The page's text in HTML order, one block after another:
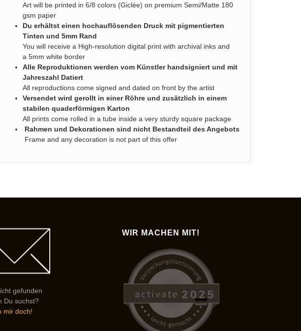
Art will be printed in 6/8 colors (Giclée) on premium Semi/Matte 180
gsm paper
Du erhältst einen hochauflösenden Druck mit pigmentierten
Tinten und 5mm Rand
You will receive a High-resolution digital print with archival inks and
a 5mm white border
Alle Reproduktionen werden vom Künstler handsigniert und mit
Jahreszahl Datiert
All reproductions come signed and dated on front by the artist
Versendet wird gerollt in einer Röhre und zusätzlich in einem
stabilen quaderförmigen Karton
All prints come rolled in a tube inside a very sturdy square package
Rahmen und Dekorationen sind nicht Bestandteil des Angebots
Frame and any decoration is not part of this offer
gefunden
Du suchst?
mir doch!
WIR MACHEN MIT!